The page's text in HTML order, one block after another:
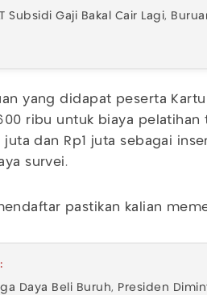
Subsidi Gaji Bakal Cair Lagi,
yang didapat peserta
ribu untuk biaya
juta dan Rp1 juta sebagai
survei.
pastikan kalian
Daya Beli Buruh, Presiden